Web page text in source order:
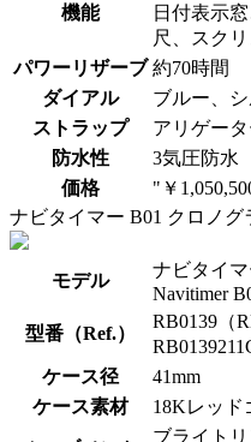
機能
日付表示
尺、スク
パワーリザーブ 約70時間
ダイアル
ブルー、
ストラップ
アリゲー
防水性
3気圧防水
価格
"￥
ナビタイマー B01 クロノグ
モデル
ナビタイマ
Navitimer
型番（Ref.）
RB0139（
ケース径
41mm
ケース素材
18Kレッド
ブライト